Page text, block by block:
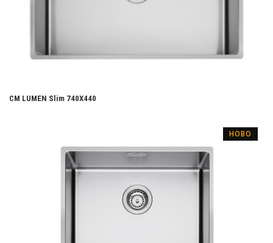
CM LUMEN Slim 740X440
НОВО